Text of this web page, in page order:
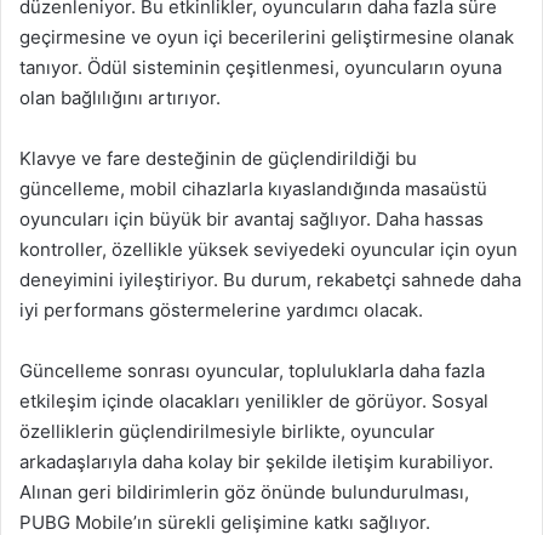
düzenleniyor. Bu etkinlikler, oyuncuların daha fazla süre
geçirmesine ve oyun içi becerilerini geliştirmesine olanak
tanıyor. Ödül sisteminin çeşitlenmesi, oyuncuların oyuna
olan bağlılığını artırıyor.
Klavye ve fare desteğinin de güçlendirildiği bu
güncelleme, mobil cihazlarla kıyaslandığında masaüstü
oyuncuları için büyük bir avantaj sağlıyor. Daha hassas
kontroller, özellikle yüksek seviyedeki oyuncular için oyun
deneyimini iyileştiriyor. Bu durum, rekabetçi sahnede daha
iyi performans göstermelerine yardımcı olacak.
Güncelleme sonrası oyuncular, topluluklarla daha fazla
etkileşim içinde olacakları yenilikler de görüyor. Sosyal
özelliklerin güçlendirilmesiyle birlikte, oyuncular
arkadaşlarıyla daha kolay bir şekilde iletişim kurabiliyor.
Alınan geri bildirimlerin göz önünde bulundurulması,
PUBG Mobile’ın sürekli gelişimine katkı sağlıyor.